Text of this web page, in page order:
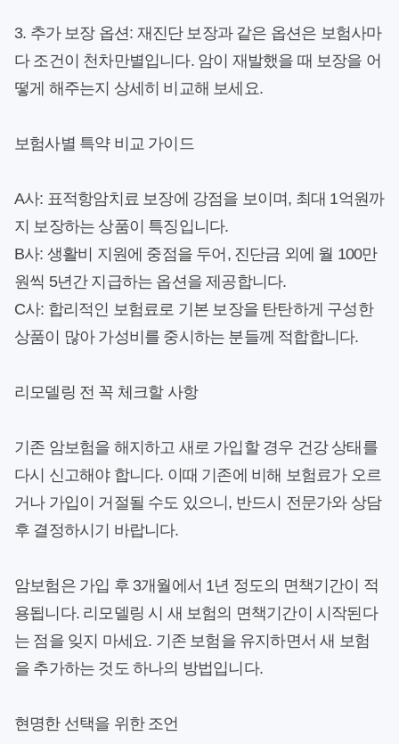
3. 추가 보장 옵션: 재진단 보장과 같은 옵션은 보험사마
다 조건이 천차만별입니다. 암이 재발했을 때 보장을 어
떻게 해주는지 상세히 비교해 보세요.
보험사별 특약 비교 가이드
A사: 표적항암치료 보장에 강점을 보이며, 최대 1억원까
지 보장하는 상품이 특징입니다.
B사: 생활비 지원에 중점을 두어, 진단금 외에 월 100만
원씩 5년간 지급하는 옵션을 제공합니다.
C사: 합리적인 보험료로 기본 보장을 탄탄하게 구성한
상품이 많아 가성비를 중시하는 분들께 적합합니다.
리모델링 전 꼭 체크할 사항
기존 암보험을 해지하고 새로 가입할 경우 건강 상태를
다시 신고해야 합니다. 이때 기존에 비해 보험료가 오르
거나 가입이 거절될 수도 있으니, 반드시 전문가와 상담
후 결정하시기 바랍니다.
암보험은 가입 후 3개월에서 1년 정도의 면책기간이 적
용됩니다. 리모델링 시 새 보험의 면책기간이 시작된다
는 점을 잊지 마세요. 기존 보험을 유지하면서 새 보험
을 추가하는 것도 하나의 방법입니다.
현명한 선택을 위한 조언